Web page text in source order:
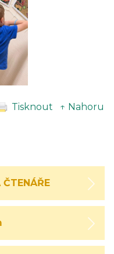
Tisknout ↑ Nahoru